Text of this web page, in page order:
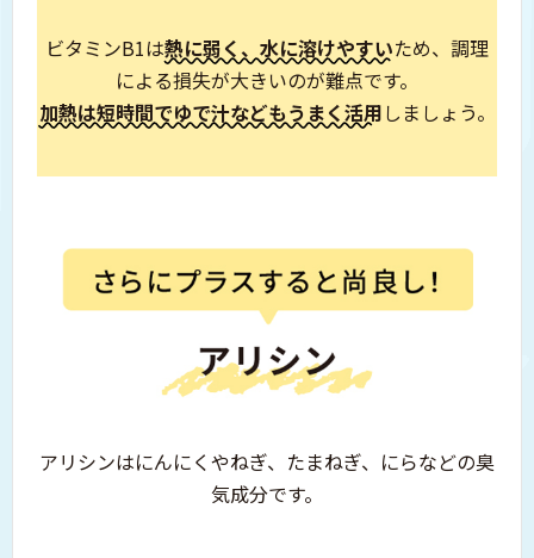
ビタミンB1は熱に弱く、水に溶けやすいため、 調理
による損失が大きいのが難点です。
加熱は短時間でゆで汁などもうまく活用しましょう。
アリシンはにんにくやねぎ、たまねぎ、 にらなどの臭
気成分です。